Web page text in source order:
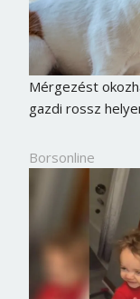
Mérgezést
gazdi rossz
Borsonline